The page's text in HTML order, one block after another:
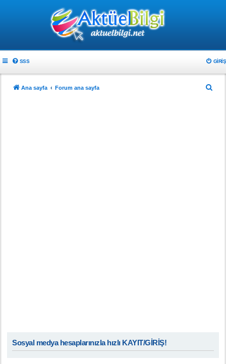
SSS GIRIŞ
Ana sayfa Forum ana sayfa
Sosyal medya hesaplarınızla hızlı KAYIT/GİRİŞ!